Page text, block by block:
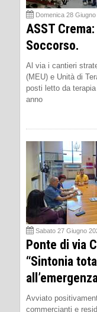
Domenica 28
ASST
Soccorso.
Al via i cantieri
(MEU) e Unità di
posti letto da
anno
Sabato 27 Giugno
Ponte di via
“Sintonia
Avviato
commercianti e